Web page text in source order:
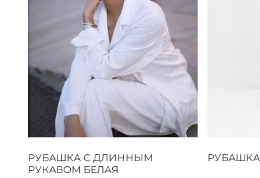
РУБАШКА С ДЛИННЫМ
РУКАВОМ БЕЛАЯ